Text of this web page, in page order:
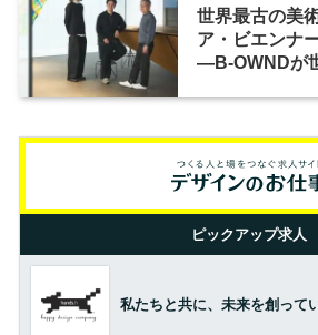
世界最古の美
ア・ビエンナ
―B-OWNDが
ピックアップ求人
私たちと共に、未来を創って